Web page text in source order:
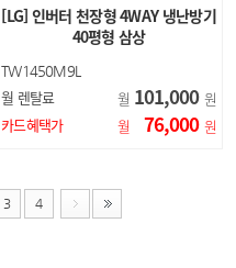
[LG] 인버터 천장형 4WAY 냉난방기
40평형 삼상
TW1450M9L
월 렌탈료 월 101,000 원
카드혜택가
월 76,000 원
3 4